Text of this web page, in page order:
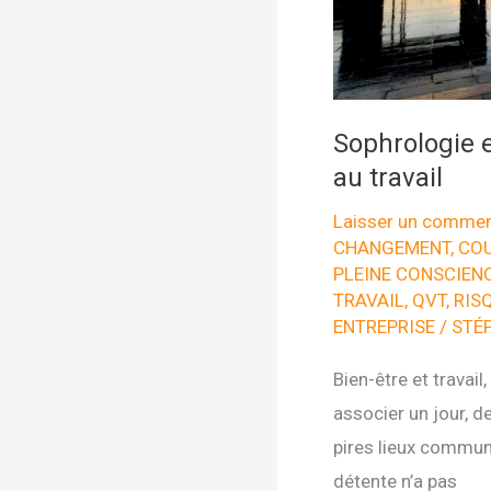
Sophrologie
au travail
Laisser un
CHANGEMENT,
PLEINE
TRAVAIL, QVT,
ENTREPRISE/
Bien-être et
associer un jour,
pires lieux
détente n’a pas